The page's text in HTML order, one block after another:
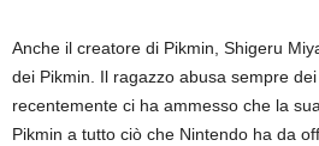
Anche il creatore di Pikmin, Shigeru
dei Pikmin. Il ragazzo abusa sempre
recentemente ci ha ammesso che la
Pikmin a tutto ciò che Nintendo ha da